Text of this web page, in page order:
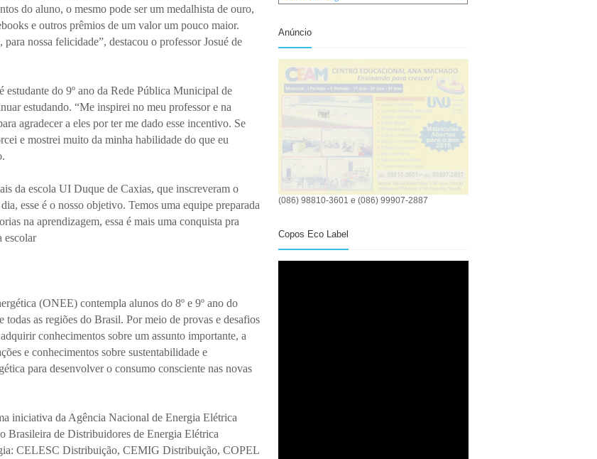
do aluno, o mesmo pode ser um medalhista de ouro,
e outros prêmios de um valor um pouco maior.
nossa felicidade”, destacou o professor Josué de
do 9º ano da Rede Pública Municipal de
estudando. “Me inspirei no meu professor e na
agradecer a eles por ter me dado esse incentivo. Se
e mostrei muito da minha habilidade do que eu
da escola UI Duque de Caxias, que inscreveram o
esse é o nosso objetivo. Temos uma equipe preparada
na aprendizagem, essa é mais uma conquista pra
escolar
(ONEE) contempla alunos do 8º e 9º ano do
as regiões do Brasil. Por meio de provas e desafios
conhecimentos sobre um assunto importante, a
e conhecimentos sobre sustentabilidade e
para desenvolver o consumo consciente nas novas
iniciativa da Agência Nacional de Energia Elétrica
Brasileira de Distribuidores de Energia Elétrica
CELESC Distribuição, CEMIG Distribuição, COPEL
Anúncio
(086) 98810-3601 e (086) 99907-2887
Copos Eco Label